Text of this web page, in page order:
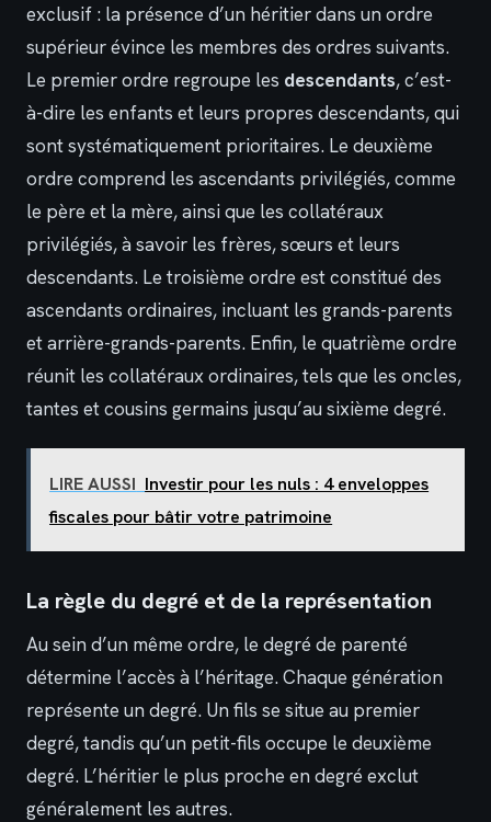
exclusif : la présence d’un héritier dans un ordre
supérieur évince les membres des ordres suivants.
Le premier ordre regroupe les descendants, c’est-
à-dire les enfants et leurs propres descendants, qui
sont systématiquement prioritaires. Le deuxième
ordre comprend les ascendants privilégiés, comme
le père et la mère, ainsi que les collatéraux
privilégiés, à savoir les frères, sœurs et leurs
descendants. Le troisième ordre est constitué des
ascendants ordinaires, incluant les grands-parents
et arrière-grands-parents. Enfin, le quatrième ordre
réunit les collatéraux ordinaires, tels que les oncles,
tantes et cousins germains jusqu’au sixième degré.
LIRE AUSSI Investir pour les nuls : 4 enveloppes
fiscales pour bâtir votre patrimoine
La règle du degré et de la représentation
Au sein d’un même ordre, le degré de parenté
détermine l’accès à l’héritage. Chaque génération
représente un degré. Un fils se situe au premier
degré, tandis qu’un petit-fils occupe le deuxième
degré. L’héritier le plus proche en degré exclut
généralement les autres.